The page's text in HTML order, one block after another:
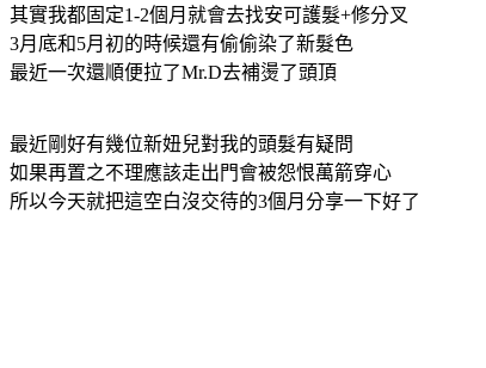
其實我都固定1-2個月就會去找安可護髮+修分叉
3月底和5月初的時候還有偷偷染了新髮色
最近一次還順便拉了Mr.D去補燙了頭頂
最近剛好有幾位新妞兒對我的頭髮有疑問
如果再置之不理應該走出門會被怨恨萬箭穿心
所以今天就把這空白沒交待的3個月分享一下好了